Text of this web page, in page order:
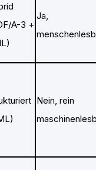
A-3 +
Ja,
Nein, rein